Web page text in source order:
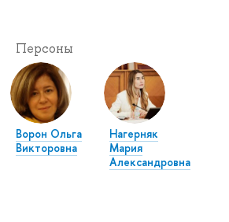
Персоны
Ворон Ольга
Викторовна
Нагерняк
Мария
Александровна